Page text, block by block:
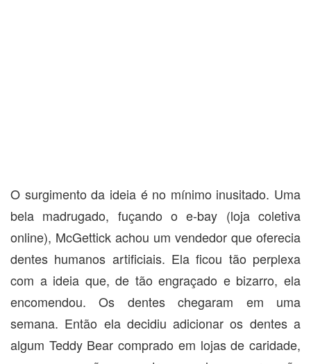
O surgimento da ideia é no mínimo inusitado. Uma
bela madrugado, fuçando o e-bay (loja coletiva
online), McGettick achou um vendedor que oferecia
dentes humanos artificiais. Ela ficou tão perplexa
com a ideia que, de tão engraçado e bizarro, ela
encomendou. Os dentes chegaram em uma
semana. Então ela decidiu adicionar os dentes a
algum Teddy Bear comprado em lojas de caridade,